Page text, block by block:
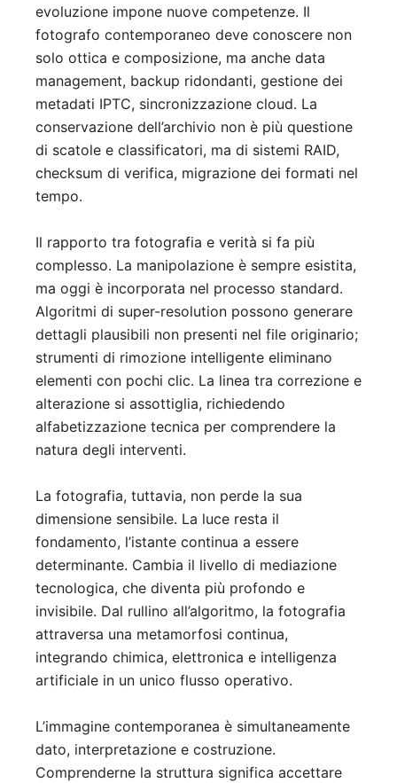
evoluzione impone nuove competenze. Il
fotografo contemporaneo deve conoscere non
solo ottica e composizione, ma anche data
management, backup ridondanti, gestione dei
metadati IPTC, sincronizzazione cloud. La
conservazione dell’archivio non è più questione
di scatole e classificatori, ma di sistemi RAID,
checksum di verifica, migrazione dei formati nel
tempo.
Il rapporto tra fotografia e verità si fa più
complesso. La manipolazione è sempre esistita,
ma oggi è incorporata nel processo standard.
Algoritmi di super-resolution possono generare
dettagli plausibili non presenti nel file originario;
strumenti di rimozione intelligente eliminano
elementi con pochi clic. La linea tra correzione e
alterazione si assottiglia, richiedendo
alfabetizzazione tecnica per comprendere la
natura degli interventi.
La fotografia, tuttavia, non perde la sua
dimensione sensibile. La luce resta il
fondamento, l’istante continua a essere
determinante. Cambia il livello di mediazione
tecnologica, che diventa più profondo e
invisibile. Dal rullino all’algoritmo, la fotografia
attraversa una metamorfosi continua,
integrando chimica, elettronica e intelligenza
artificiale in un unico flusso operativo.
L’immagine contemporanea è simultaneamente
dato, interpretazione e costruzione.
Comprenderne la struttura significa accettare